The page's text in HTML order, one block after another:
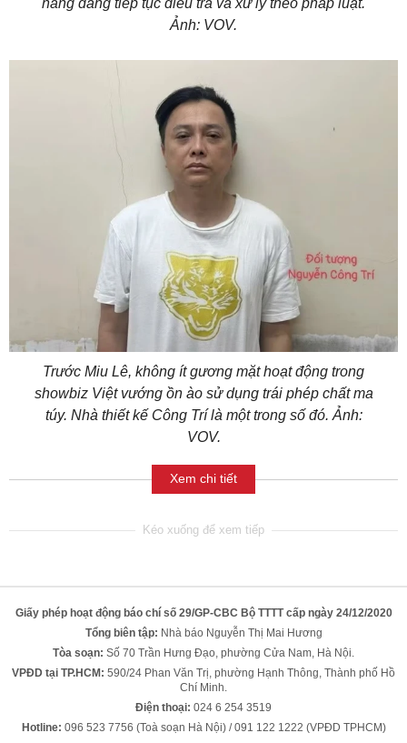
Ảnh: VOV.
Trước Miu Lê, không ít gương mặt hoạt động trong
showbiz Việt vướng ồn ào sử dụng trái phép chất ma
túy. Nhà thiết kế Công Trí là một trong số đó. Ảnh:
VOV.
Xem chi tiết
Giấy phép hoạt động báo chí số 29/GP-CBC Bộ TTTT cấp ngày 24/12/2020
Tổng biên tập: Nhà báo Nguyễn Thị Mai Hương
Tòa soạn: Số 70 Trần Hưng Đạo, phường Cửa Nam, Hà Nội.
VPĐD tại TP.HCM: 590/24 Phan Văn Trị, phường Hạnh Thông, Thành phố Hồ
Chí Minh.
Điện thoại: 024 6 254 3519
Hotline: 096 523 7756 (Toà soạn Hà Nội) / 091 122 1222 (VPĐD TPHCM)